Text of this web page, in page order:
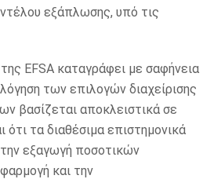
εξάπλωσης, υπό τις
EFSA καταγράφει με σαφήνεια
των επιλογών διαχείρισης
βασίζεται αποκλειστικά σε
ότι τα διαθέσιμα επιστημονικά
εξαγωγή ποσοτικών
και την